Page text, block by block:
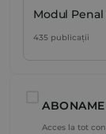
Modul
435 publicații
Acces la tot